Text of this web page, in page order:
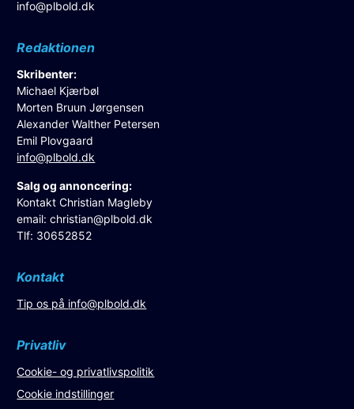
info@plbold.dk
Redaktionen
Skribenter:
Michael Kjærbøl
Morten Bruun Jørgensen
Alexander Walther Petersen
Emil Plovgaard
info@plbold.dk
Salg og annoncering:
Kontakt Christian Magleby
email:christian@plbold.dk
Tlf: 30652852
Kontakt
Tip os på info@plbold.dk
Privatliv
Cookie- og privatlivspolitik
Cookie indstillinger